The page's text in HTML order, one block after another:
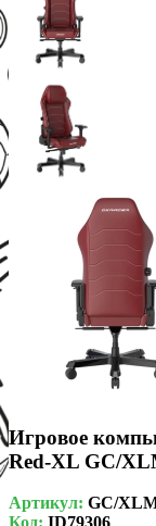
Игровое
Red-XL GC/
Артикул: GC/